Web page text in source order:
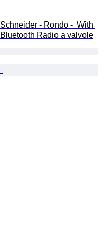
Schneider - Rondo -  With
Bluetooth Radio a valvole